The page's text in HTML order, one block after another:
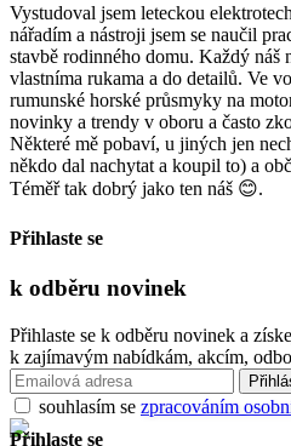
Vystudoval jsem leteckou
nářadím a nástroji jsem se naučil
stavbě rodinného domu. Každý náš
vlastníma rukama a do detailů. Ve
rumunské horské průsmyky na
novinky a trendy v oboru a často
Některé mě pobaví, u jiných jen
někdo dal nachytat a koupil to) a
Téměř tak dobrý jako ten náš 😊.
Přihlaste se
k odběru novinek
Přihlaste se k odběru novinek a
k zajímavým nabídkám, akcím,
souhlasím se zpracováním
Přihlaste se